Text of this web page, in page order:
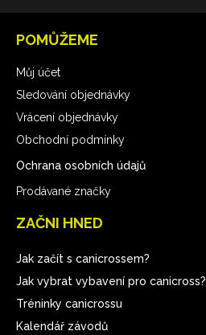
POMŮŽEME
Můj účet
Sledování objednávky
Vrácení objednávky
Obchodní podmínky
Ochrana osobních údajů
Prodávané značky
ZAČNI HNED
Jak začít s canicrossem?
Jak vybrat vybavení pro canicross?
Tréninky canicrossu
Kalendář závodů